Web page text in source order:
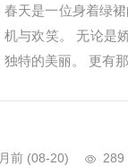
春天是一位身着绿
机与欢笑。 无论是
独特的美丽。 更有
前 (08-20) 289